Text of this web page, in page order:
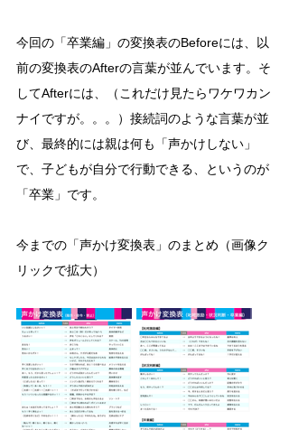
今回の「卒業編」の変換表のBeforeには、以
前の変換表のAfterの言葉が並んでいます。そ
してAfterには、（これだけ見たらワケワカン
ナイですが。。。）接続詞のような言葉が並
び、最終的には親は何も「声かけしない」
で、子どもが自分で行動できる、というのが
「卒業」です。
今までの「声かけ変換表」のまとめ（画像ク
リックで拡大）